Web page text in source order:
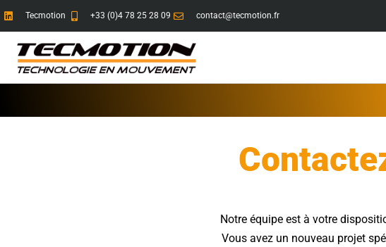
Tecmotion +33 (0)4 78 25 28 09 contact@tecmotion.fr
Notre équipe est à votre
Vous avez un nouveau projet